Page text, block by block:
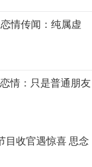
在俩人以前住过的
灰，如今，唐鹤德
偕老的约定，相守
情传闻：纯属虚
情：只是普通朋友
目收官遇惊喜 思念